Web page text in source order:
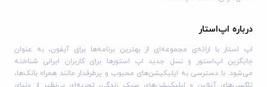
اپلیکیشن امضای ملت از این پلتفرم با بروزرسانی‌های منظم
اختیار شما می‌گذارد. مزایای دیگر این برنامه شامل رابط کاربری
ساده و پشتیبانی از خدمات بانکی متنوع است.
درباره اپ‌استار
اپ استار با ارائه‌ی مجموعه‌ای از بهترین برنامه‌ها برای آیفون، به عنوان
جایگزین اپ‌استور و نسل جدید اپ استورها برای کاربران ایرانی شناخته
می‌شود. با دسترسی به اپلیکیشن‌های محبوب و پرطرفدار مانند همراه بانک‌ها،